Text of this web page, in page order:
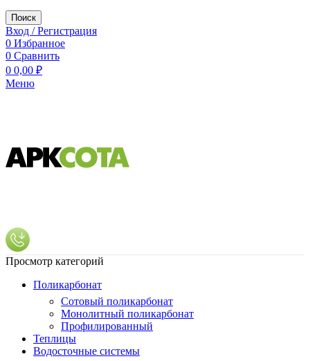
Поиск
Вход / Регистрация
0 Избранное
0 Сравнить
0 0,00 ₽
Меню
Просмотр категорий
Поликарбонат
Сотовый поликарбонат
Монолитный поликарбонат
Профилированный
Теплицы
Водосточные системы